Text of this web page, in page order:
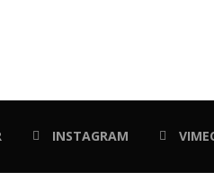
INSTAGRAM